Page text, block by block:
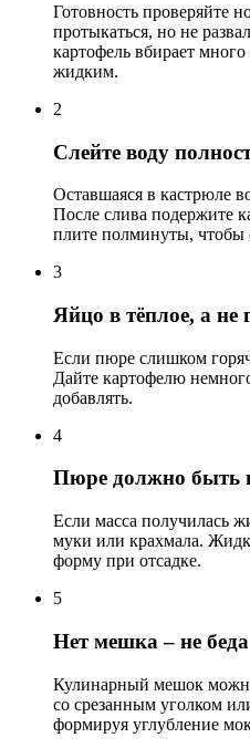
Готовность проверяйте
протыкаться, но не
картофель вбирает
жидким.
2
Слейте воду
Оставшаяся в кастрюле
После слива подержите
плите полминуты, чтобы
3
Яйцо в тёплое, а не
Если пюре слишком
Дайте картофелю
добавлять.
4
Пюре должно быть
Если масса получилась
муки или крахмала.
форму при отсадке.
5
Нет мешка – не беда
Кулинарный мешок
со срезанным уголком
формируя углубление